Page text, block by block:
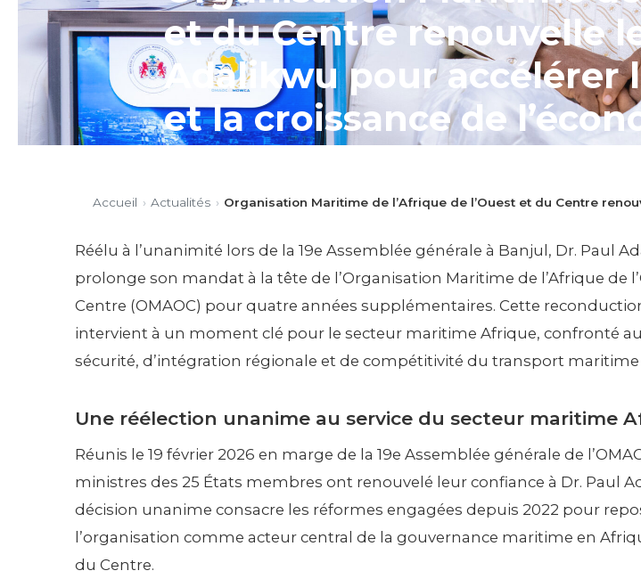
et du Centre renouvelle
Adalikwu pour accélérer
et la croissance de
Réélu à l’unanimité lors de la 19e Assemblée générale à
pour quatre années supplémentaires. Cette reco...
Publié le 26/02/2026 5 min de lecture
Accueil › Actualités › Organisation Maritime de l’Afrique de l’Ouest et du Centre
Réélu à l’unanimité lors de la 19e Assemblée générale à Banjul, Dr. Paul
prolonge son mandat à la tête de l’Organisation Maritime de l’Afrique de
Centre (OMAOC) pour quatre années supplémentaires. Cette
intervient à un moment clé pour le secteur maritime Afrique, confronté
sécurité, d’intégration régionale et de compétitivité du transport maritime
Une réélection unanime au service du secteur maritime
Réunis le 19 février 2026 en marge de la 19e Assemblée générale de
ministres des 25 États membres ont renouvelé leur confiance à Dr. Paul
décision unanime consacre les réformes engagées depuis 2022 pour
l’organisation comme acteur central de la gouvernance maritime en
du Centre.